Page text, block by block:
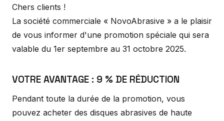
Chers clients !
La société commerciale « NovoAbrasive » a le plaisir
de vous informer d'une promotion spéciale qui sera
valable du 1er septembre au 31 octobre 2025.
VOTRE AVANTAGE : 9 % DE RÉDUCTION
Pendant toute la durée de la promotion, vous
pouvez acheter des disques abrasives de haute